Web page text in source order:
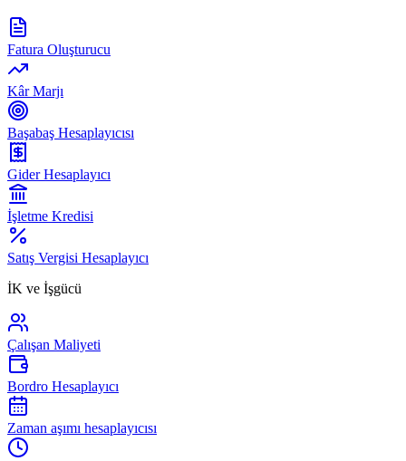
Fatura Oluşturucu
Kâr Marjı
Başabaş Hesaplayıcısı
Gider Hesaplayıcı
İşletme Kredisi
Satış Vergisi Hesaplayıcı
İK ve İşgücü
Çalışan Maliyeti
Bordro Hesaplayıcı
Zaman aşımı hesaplayıcısı